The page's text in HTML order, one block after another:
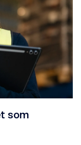
som